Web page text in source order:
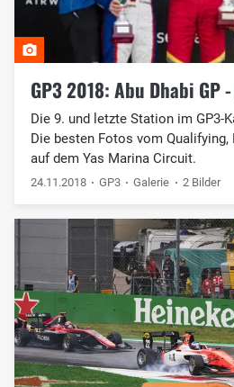
GP3 2018: Abu Dhabi GP
Die 9. und letzte Station im GP3-
Die besten Fotos vom Qualifying,
auf dem Yas Marina Circuit.
24.11.2018 GP3 Galerie 2 Bilder